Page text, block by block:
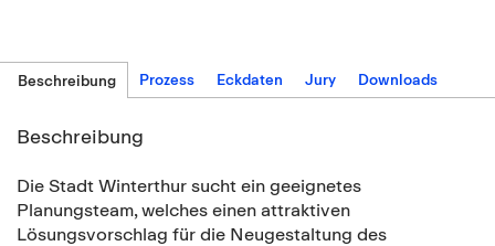
Beschreibung Prozess Eckdaten Jury Downloads
Beschreibung
Die Stadt Winterthur sucht ein geeignetes
Planungsteam, welches einen attraktiven
Lösungsvorschlag für die Neugestaltung des